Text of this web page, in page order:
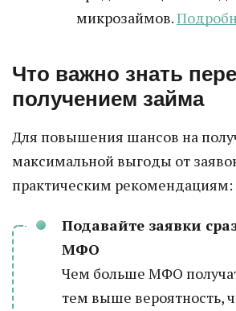
микрозаймов.
Что важно знать
получением займа
Для повышения шансов на
максимальной выгоды от
практическим рекомендациям:
Подавайте заявки
МФО
Чем больше МФО
тем выше вероятность,